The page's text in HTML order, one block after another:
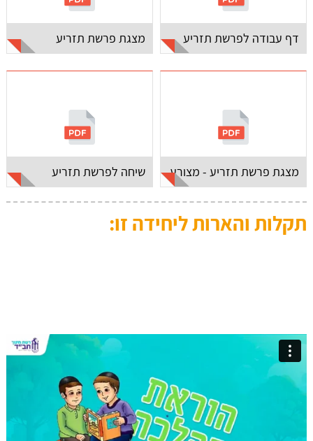
דף עבודה לפרשת תזריע מצגת פרשת תזריע
מצגת פרשת תזריע - מצורע שיחה לפרשת תזריע
תקלות והארות ליחידה זו: